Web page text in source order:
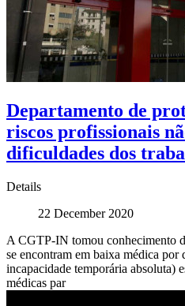
Departamento de
riscos profissionais
dificuldades dos
Details
22 December 2020
A CGTP-IN tomou conhecimento
se encontram em baixa médica
incapacidade temporária absoluta)
médicas par